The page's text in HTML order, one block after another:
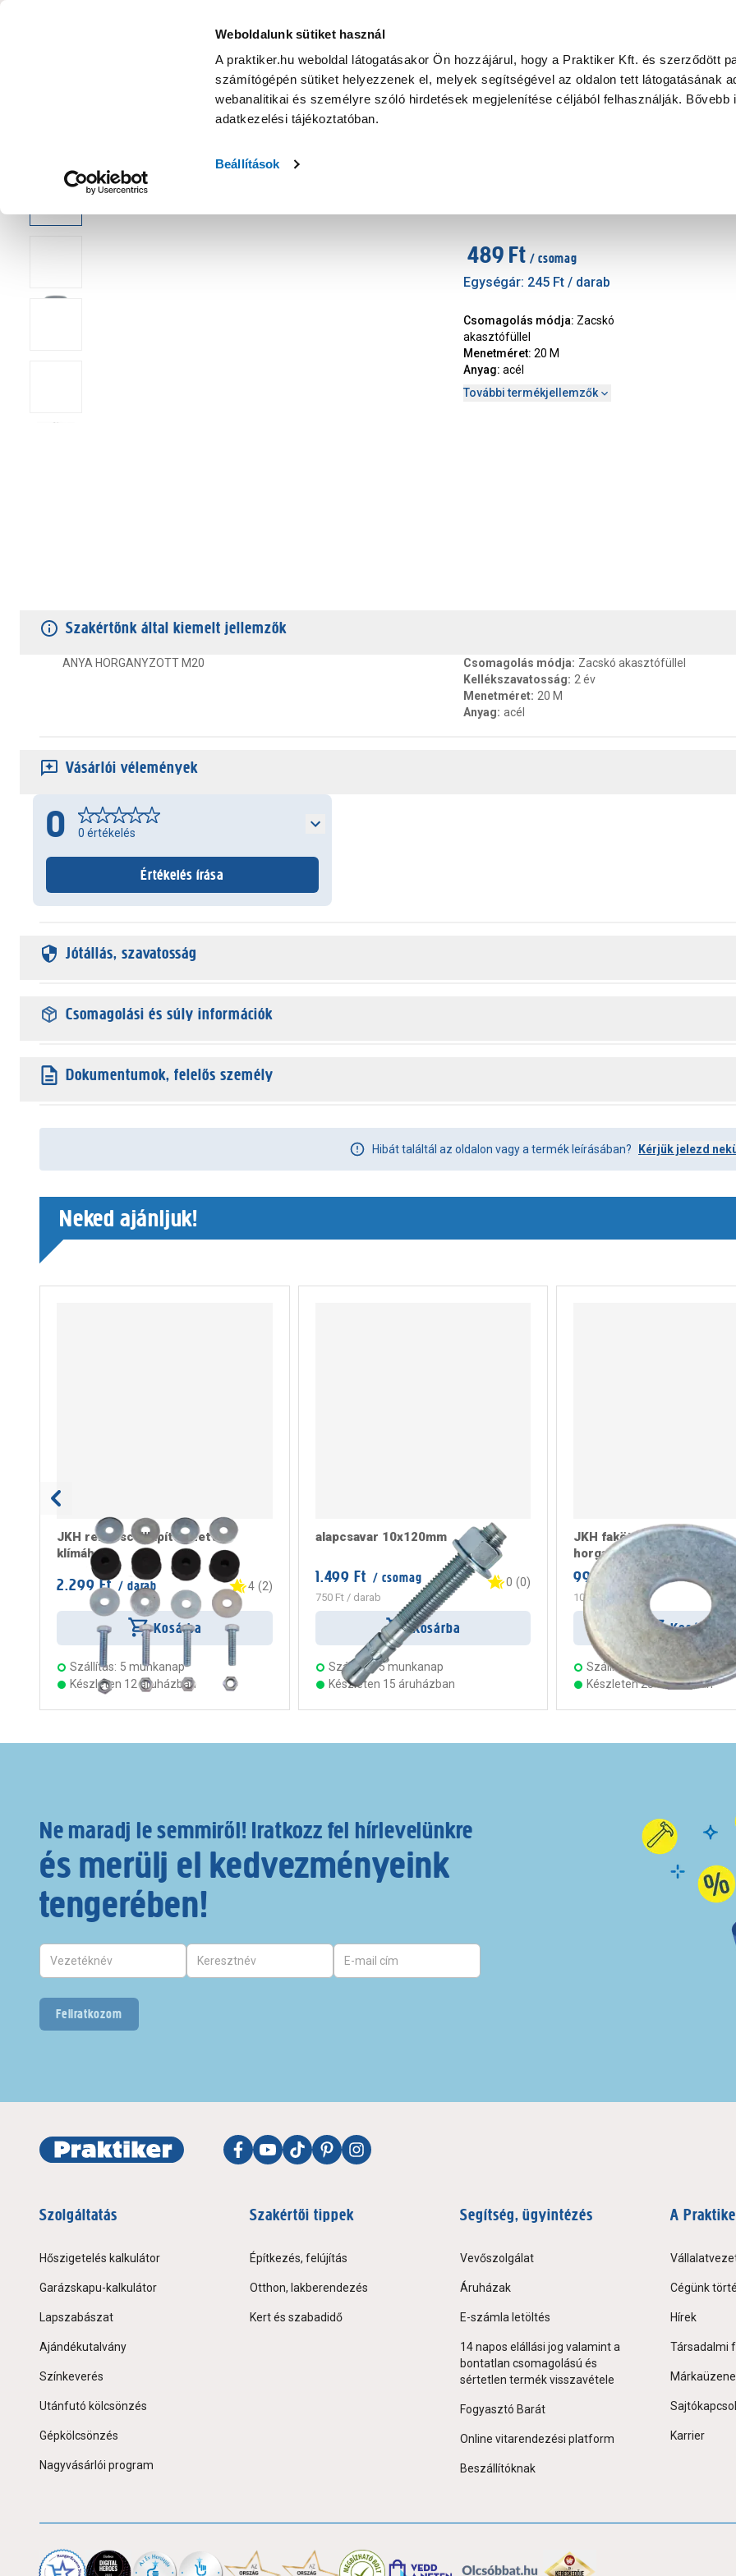
Weboldalunk sütiket használ
A praktiker.hu weboldal látogatásakor Ön hozzájárul, hogy a Praktiker Kft. és szerződött
számítógépén sütiket helyezzenek el, melyek segítségével az oldalon tett látogatásának
webanalitikai és személyre szóló hirdetések megjelenítése céljából felhasználják. Bővebb
adatkezelési tájékoztatóban.
Beállítások
KATEGÓRIÁK
Nyereményjáték Praktiker Professional Szakiajánló Ügyintézés és Információ
489 Ft / csomag
Egységár: 245 Ft / darab
Csomagolás módja: Zacskó
akasztófüllel
Menetméret: 20 M
Anyag: acél
További termékjellemzők
Szakértőnk által kiemelt jellemzők
ANYA HORGANYZOTT M20 Csomagolás módja: Zacskó akasztófüllel
Kellékszavatosság: 2 év
Menetméret: 20 M
Anyag: acél
Vásárlói vélemények
0 0 értékelés
Értékelés írása
Jótállás, szavatosság
Csomagolási és súly információk
Dokumentumok, felelős személy
Hibát találtál az oldalon vagy a termék leírásában? Kérjük jelezd
Neked ajánljuk!
JKH rezgéscsillapító szett
klímához
2.299 Ft / darab 4 (2)
Kosárba
Szállítás: 5 munkanap
Készleten 12 áruházban
alapcsavar 10x120mm
1.499 Ft / csomag
750 Ft/ darab
0 (0)
Kosárba
Szállítás: 5 munkanap
Készleten 15 áruházban
JKH fakötésű alátét 8mm,
horganyzott sb-1
999 Ft / doboz
100 Ft
Kosárba
Szállítás: 5 munkanap
Készleten 23 áruházban
Ne maradj le semmiről! Iratkozz fel hírlevelünkre
és merülj el kedvezményeink
tengerében!
Feliratkozom
Szolgáltatás
Hőszigetelés kalkulátor
Garázskapu-kalkulátor
Lapszabászat
Ajándékutalvány
Színkeverés
Utánfutó kölcsönzés
Gépkölcsönzés
Nagyvásárlói program
Szakértői tippek
Építkezés, felújítás
Otthon, lakberendezés
Kert és szabadidő
Segítség, ügyintézés
Vevőszolgálat
Áruházak
E-számla letöltés
14 napos elállási jog valamint a
bontatlan csomagolású és
sértetlen termék visszavétele
Fogyasztó Barát
Online vitarendezési platform
Beszállítóknak
A
Cégünk
Hírek
Társadalmi
Karrier